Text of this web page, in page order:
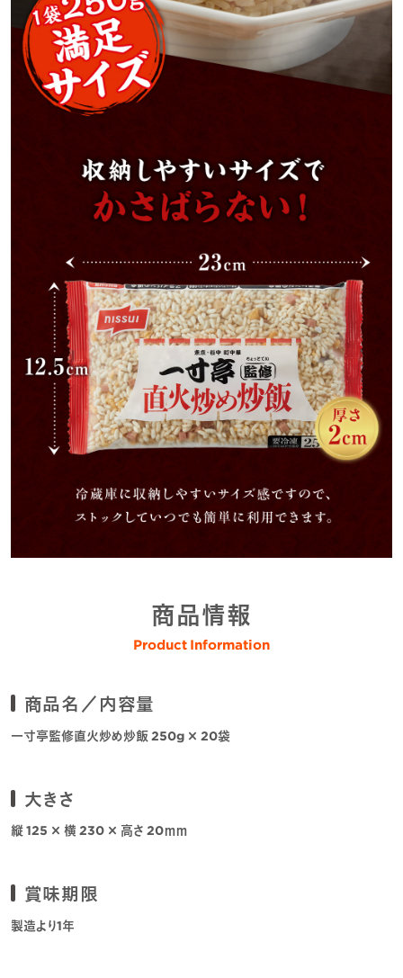
商品情報
Product Information
商品名／内容量
一寸亭監修直火炒め炒飯 250g × 20袋
大きさ
縦 125 × 横 230 × 高さ 20ｍｍ
賞味期限
製造より1年